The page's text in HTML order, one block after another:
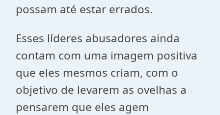
possam até estar errados.
Esses líderes abusadores ainda
contam com uma imagem positiva
que eles mesmos criam, com o
objetivo de levarem as ovelhas a
pensarem que eles agem